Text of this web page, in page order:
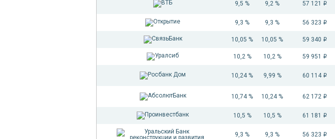
9,5 % 9,2 % 57 121 i
9,3 % 9,3 % 56 323 i
10,05 % 10,05 % 59 340 i
10,2 % 10,2 % 59 951 i
10,24 % 9,99 % 60 114 i
10,74 % 10,24 % 62 172 i
10,5 % 10,5 % 61 181 i
9,3 % 9,3 % 56 323 i